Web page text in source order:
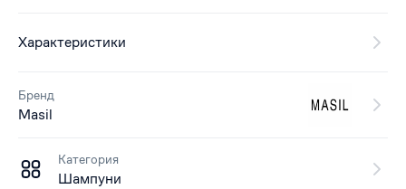
Характеристики
Бренд
Masil
Категория
Шампуни